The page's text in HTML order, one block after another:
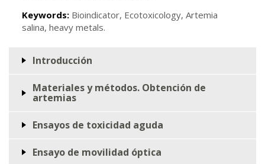
Keywords: Bioindicator, Ecotoxicology, Artemia
salina, heavy metals.
Introducción
Materiales y métodos. Obtención de
artemias
Ensayos de toxicidad aguda
Ensayo de movilidad óptica